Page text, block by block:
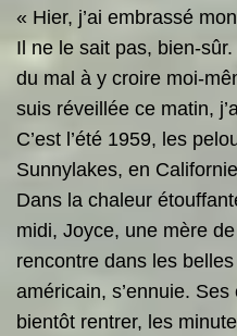
« Hier, j’ai embrassé
Il ne le sait pas, bien-
du mal à y croire moi-
suis réveillée ce matin,
C’est l’été 1959, les
Sunnylakes, en
Dans la chaleur
midi, Joyce, une mère
rencontre dans les
américain, s’ennuie.
bientôt rentrer, les